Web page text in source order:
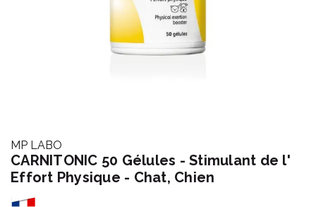
MP LABO
CARNITONIC 50 Gélules - Stimulant de l'
Effort Physique - Chat, Chien